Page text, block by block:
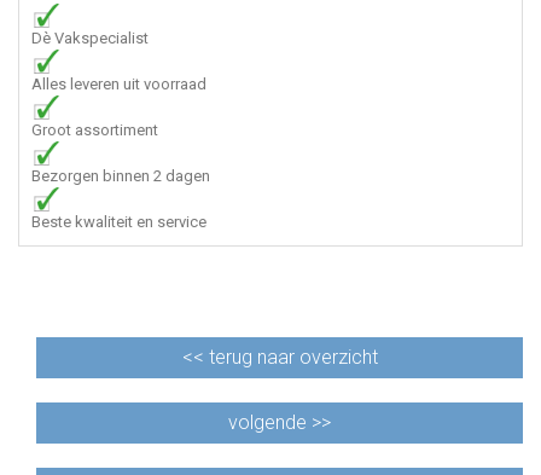
Dè Vakspecialist
Alles leveren uit voorraad
Groot assortiment
Bezorgen binnen 2 dagen
Beste kwaliteit en service
<< terug naar overzicht
volgende >>